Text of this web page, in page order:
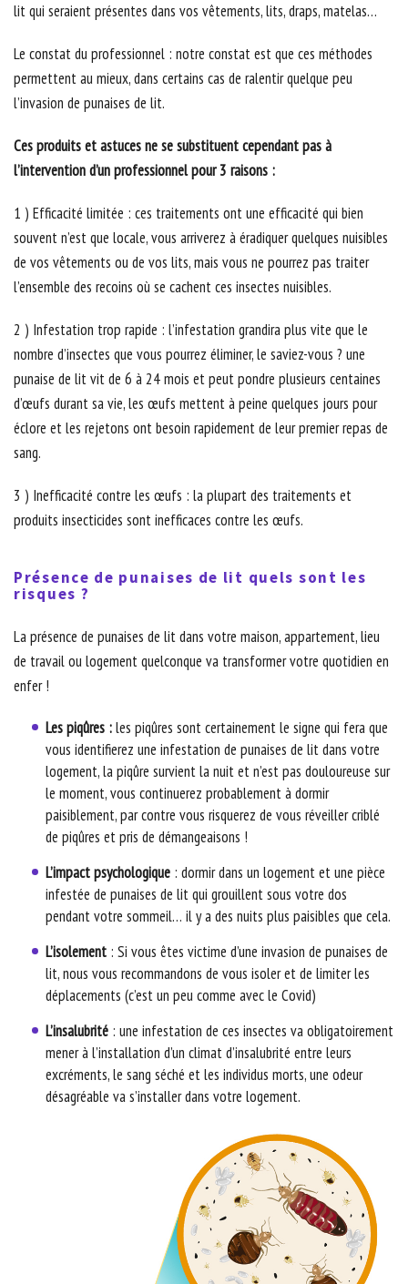
lit qui seraient présentes dans vos vêtements, lits, draps, matelas…
Le constat du professionnel : notre constat est que ces méthodes
permettent au mieux, dans certains cas de ralentir quelque peu
l’invasion de punaises de lit.
Ces produits et astuces ne se substituent cependant pas à
l’intervention d’un professionnel pour 3 raisons :
1 ) Efficacité limitée : ces traitements ont une efficacité qui bien
souvent n’est que locale, vous arriverez à éradiquer quelques nuisibles
de vos vêtements ou de vos lits, mais vous ne pourrez pas traiter
l’ensemble des recoins où se cachent ces insectes nuisibles.
2 ) Infestation trop rapide : l’infestation grandira plus vite que le
nombre d’insectes que vous pourrez éliminer, le saviez-vous ? une
punaise de lit vit de 6 à 24 mois et peut pondre plusieurs centaines
d’œufs durant sa vie, les œufs mettent à peine quelques jours pour
éclore et les rejetons ont besoin rapidement de leur premier repas de
sang.
3 ) Inefficacité contre les œufs : la plupart des traitements et
produits insecticides sont inefficaces contre les œufs.
Présence de punaises de lit quels sont les
risques ?
La présence de punaises de lit dans votre maison, appartement, lieu
de travail ou logement quelconque va transformer votre quotidien en
enfer !
Les piqûres :les piqûres sont certainement le signe qui fera que
vous identifierez une infestation de punaises de lit dans votre
logement, la piqûre survient la nuit et n’est pas douloureuse sur
le moment, vous continuerez probablement à dormir
paisiblement, par contre vous risquerez de vous réveiller criblé
de piqûres et pris de démangeaisons !
L’impact psychologique : dormir dans un logement et une pièce
infestée de punaises de lit qui grouillent sous votre dos
pendant votre sommeil… il y a des nuits plus paisibles que cela.
L’isolement : Si vous êtes victime d’une invasion de punaises de
lit, nous vous recommandons de vous isoler et de limiter les
déplacements (c’est un peu comme avec le Covid)
L’insalubrité : une infestation de ces insectes va obligatoirement
mener à l’installation d’un climat d’insalubrité entre leurs
excréments, le sang séché et les individus morts, une odeur
désagréable va s’installer dans votre logement.